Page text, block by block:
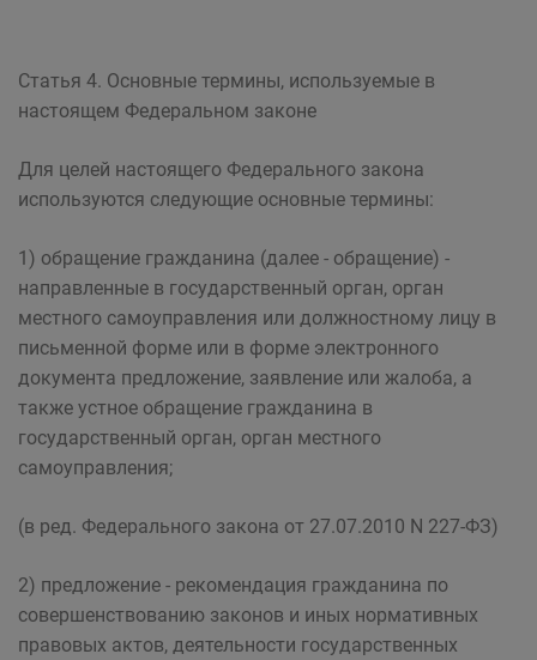
Статья 4. Основные термины, используемые в
настоящем Федеральном законе
Для целей настоящего Федерального закона
используются следующие основные термины:
1) обращение гражданина (далее - обращение) -
направленные в государственный орган, орган
местного самоуправления или должностному лицу в
письменной форме или в форме электронного
документа предложение, заявление или жалоба, а
также устное обращение гражданина в
государственный орган, орган местного
самоуправления;
(в ред. Федерального закона от 27.07.2010 N 227-ФЗ)
2) предложение - рекомендация гражданина по
совершенствованию законов и иных нормативных
правовых актов, деятельности государственных